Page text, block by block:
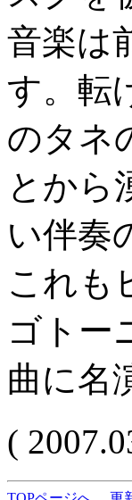
音楽は
す。転
のタネ
とから
い伴奏
これも
ゴトー
曲に名
(